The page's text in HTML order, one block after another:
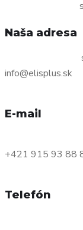
Naša adresa
info@elisplus.sk
E-mail
+421 915 93 88
Telefón